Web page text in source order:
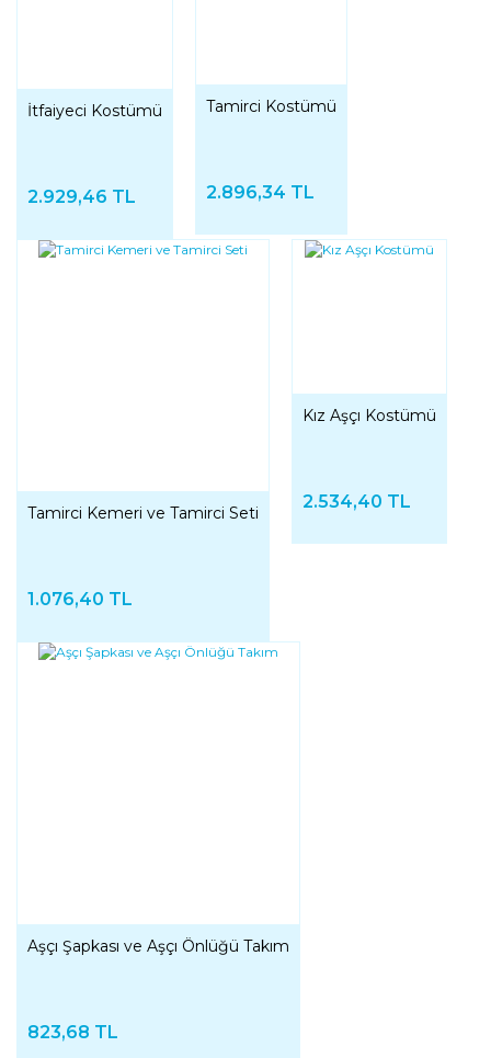
İtfaiyeci Kostümü
2.929,46 TL
Tamirci Kostümü
2.896,34 TL
Tamirci Kemeri ve Tamirci Seti
1.076,40 TL
Kız Aşçı Kostümü
2.534,40 TL
Aşçı Şapkası ve Aşçı Önlüğü Takım
823,68 TL